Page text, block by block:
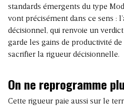
standards émergents du type
vont précisément dans ce sens :
décisionnel, qui renvoie un
garde les gains de productivité de
sacrifier la rigueur décisionnelle.
On ne reprogramme
Cette rigueur paie aussi sur le